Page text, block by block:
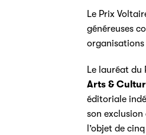
Le Prix
généreuses
organisations
Le lauréat du
Arts &
éditoriale
son
l’objet de